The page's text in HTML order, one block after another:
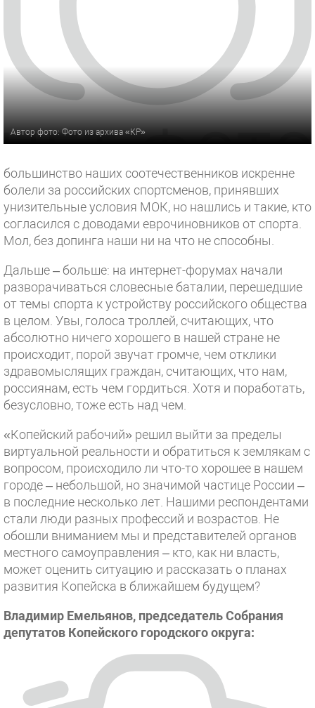
Автор фото: Фото из архива «КР»
большинство наших соотечественников искренне
болели за российских спортсменов, принявших
унизительные условия МОК, но нашлись и такие, кто
согласился с доводами еврочиновников от спорта.
Мол, без допинга наши ни на что не способны.
Дальше – больше: на интернет-форумах начали
разворачиваться словесные баталии, перешедшие
от темы спорта к устройству российского общества
в целом. Увы, голоса троллей, считающих, что
абсолютно ничего хорошего в нашей стране не
происходит, порой звучат громче, чем отклики
здравомыслящих граждан, считающих, что нам,
россиянам, есть чем гордиться. Хотя и поработать,
безусловно, тоже есть над чем.
«Копейский рабочий» решил выйти за пределы
виртуальной реальности и обратиться к землякам с
вопросом, происходило ли что-то хорошее в нашем
городе – небольшой, но значимой частице России –
в последние несколько лет. Нашими респондентами
стали люди разных профессий и возрастов. Не
обошли вниманием мы и представителей органов
местного самоуправления – кто, как ни власть,
может оценить ситуацию и рассказать о планах
развития Копейска в ближайшем будущем?
Владимир Емельянов, председатель Собрания
депутатов Копейского городского округа: